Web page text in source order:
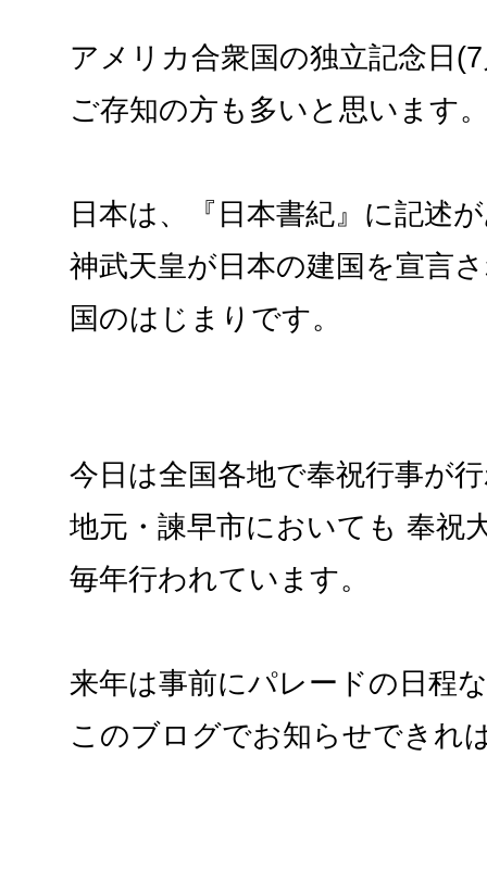
アメリカ合衆国の独立記念日
ご存知の方も多いと思います
日本は、『日本書紀』に記述
神武天皇が日本の建国を宣言
国のはじまりです。
今日は全国各地で奉祝行事が
地元・諫早市においても 奉祝
毎年行われています。
来年は事前にパレードの日程
このブログでお知らせできれ